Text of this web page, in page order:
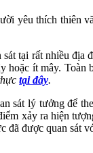
yêu thích thiên
tại rất nhiều
hoặc ít mây. Toàn
tại đây.
sát lý tưởng để
xảy ra hiện
đã được quan sát